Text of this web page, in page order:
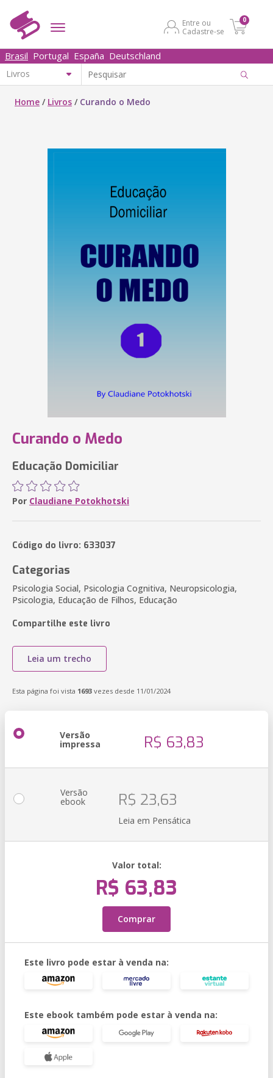
Entre ou
Cadastre-se
0
Brasil Portugal España Deutschland
Home / Livros / Curando o Medo
Curando o Medo
Educação Domiciliar
Por Claudiane Potokhotski
Código do livro: 633037
Categorias
Psicologia Social, Psicologia Cognitiva, Neuropsicologia,
Psicologia, Educação de Filhos, Educação
Compartilhe este livro
Leia um trecho
Esta página foi vista 1693 vezes desde 11/01/2024
Versão
impressa R$ 63,83
Versão
ebook R$ 23,63
Leia em Pensática
Valor total:
R$ 63,83
Comprar
Este livro pode estar à venda na:
Este ebook também pode estar à venda na: